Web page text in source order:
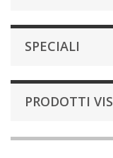
SPECIALI
PRODOTTI